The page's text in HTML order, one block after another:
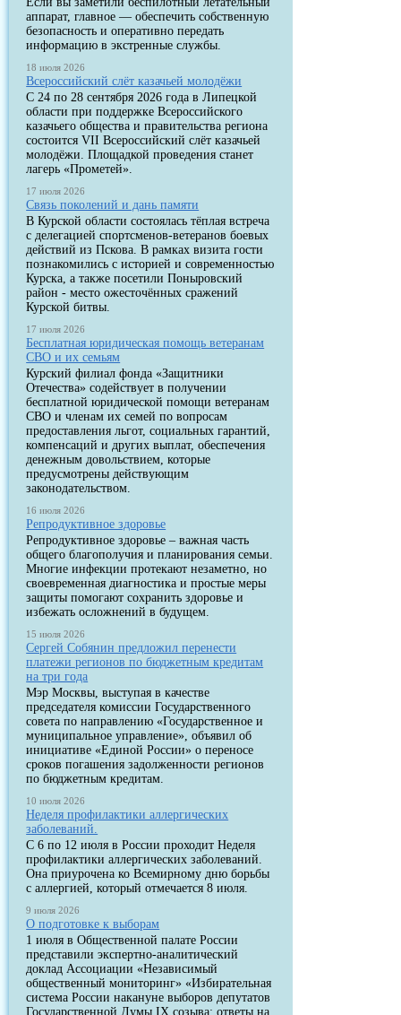
аппарат, главное — обеспечить собственную
безопасность и оперативно передать
информацию в экстренные службы.
18 июля 2026
Всероссийский слёт казачьей молодёжи
С 24 по 28 сентября 2026 года в Липецкой
области при поддержке Всероссийского
казачьего общества и правительства региона
состоится VII Всероссийский слёт казачьей
молодёжи. Площадкой проведения станет
лагерь «Прометей».
17 июля 2026
Связь поколений и дань памяти
В Курской области состоялась тёплая встреча
с делегацией спортсменов-ветеранов боевых
действий из Пскова. В рамках визита гости
познакомились с историей и современностью
Курска, а также посетили Поныровский
район - место ожесточённых сражений
Курской битвы.
17 июля 2026
Бесплатная юридическая помощь ветеранам
СВО и их семьям
Курский филиал фонда «Защитники
Отечества» содействует в получении
бесплатной юридической помощи ветеранам
СВО и членам их семей по вопросам
предоставления льгот, социальных гарантий,
компенсаций и других выплат, обеспечения
денежным довольствием, которые
предусмотрены действующим
законодательством.
16 июля 2026
Репродуктивное здоровье
Репродуктивное здоровье – важная часть
общего благополучия и планирования семьи.
Многие инфекции протекают незаметно, но
своевременная диагностика и простые меры
защиты помогают сохранить здоровье и
избежать осложнений в будущем.
15 июля 2026
Сергей Собянин предложил перенести
платежи регионов по бюджетным кредитам
на три года
Мэр Москвы, выступая в качестве
председателя комиссии Государственного
совета по направлению «Государственное и
муниципальное управление», объявил об
инициативе «Единой России» о переносе
сроков погашения задолженности регионов
по бюджетным кредитам.
10 июля 2026
Неделя профилактики аллергических
заболеваний.
С 6 по 12 июля в России проходит Неделя
профилактики аллергических заболеваний.
Она приурочена ко Всемирному дню борьбы
с аллергией, который отмечается 8 июля.
9 июля 2026
О подготовке к выборам
1 июля в Общественной палате России
представили экспертно-аналитический
доклад Ассоциации «Независимый
общественный мониторинг» «Избирательная
система России накануне выборов депутатов
Государственной Думы IX созыва: ответы на